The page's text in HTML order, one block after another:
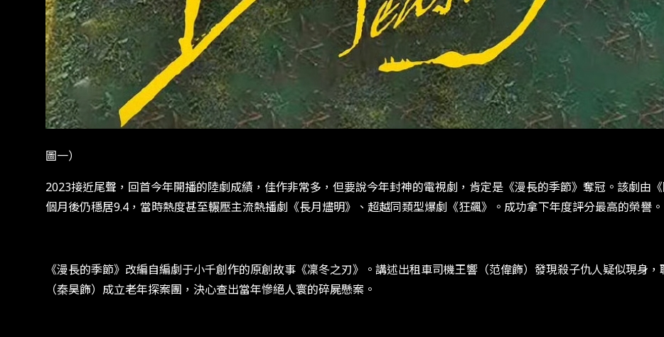
圖一）
2023接近尾聲，回首今年開播的陸劇成績，佳作非常多，但要說今年封神的電視劇，肯定是《漫長的季節》奪冠。該劇由
個月後仍穩居9.4，當時熱度甚至輾壓主流熱播劇《長月燼明》、超越同類型爆劇《狂飆》。成功拿下年度評分最高的榮譽。
《漫長的季節》改編自編劇于小千創作的原創故事《凜冬之刃》。講述出租車司機王響（范偉飾）發現殺子仇人疑似現身
（秦昊飾）成立老年探案團，決心查出當年慘絕人寰的碎屍懸案。